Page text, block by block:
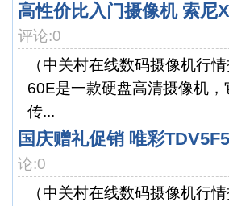
高性价比入门摄像机 索尼
评论:0
（中关村在线数码摄像机行
60E是一款硬盘高清摄像机
传...
国庆赠礼促销 唯彩
论:0
（中关村在线数码摄像机行